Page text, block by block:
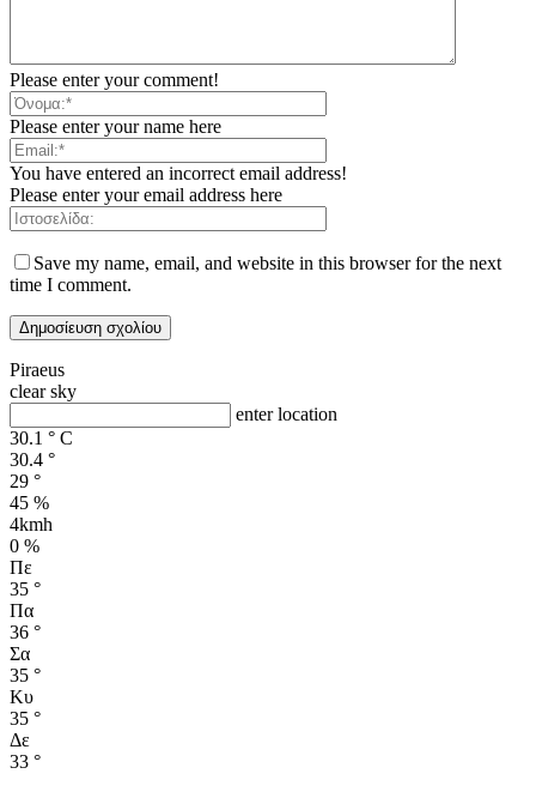
Please enter your comment!
Please enter your name here
You have entered an incorrect email address!
Please enter your email address here
Save my name, email, and website in this browser for the next
time I comment.
Piraeus
clear sky
enter location
30.1 ° C
30.4 °
29 °
45 %
4kmh
0 %
Πε
35 °
Πα
36 °
Σα
35 °
Κυ
35 °
Δε
33 °